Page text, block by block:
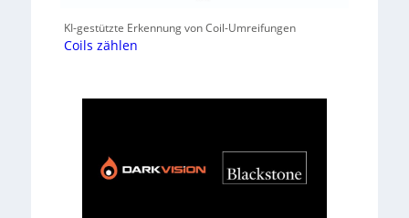
KI-gestützte Erkennung von Coil-Umreifungen
Coils zählen